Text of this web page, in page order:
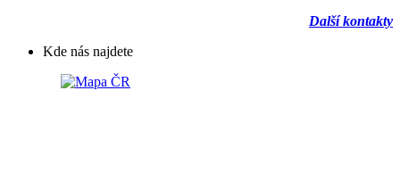
Další kontakty
Kde nás najdete